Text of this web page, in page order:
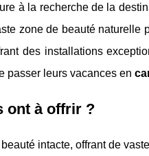
à la recherche de la
zone de beauté
des installations
passer leurs vacances en
ont à offrir ?
intacte, offrant de